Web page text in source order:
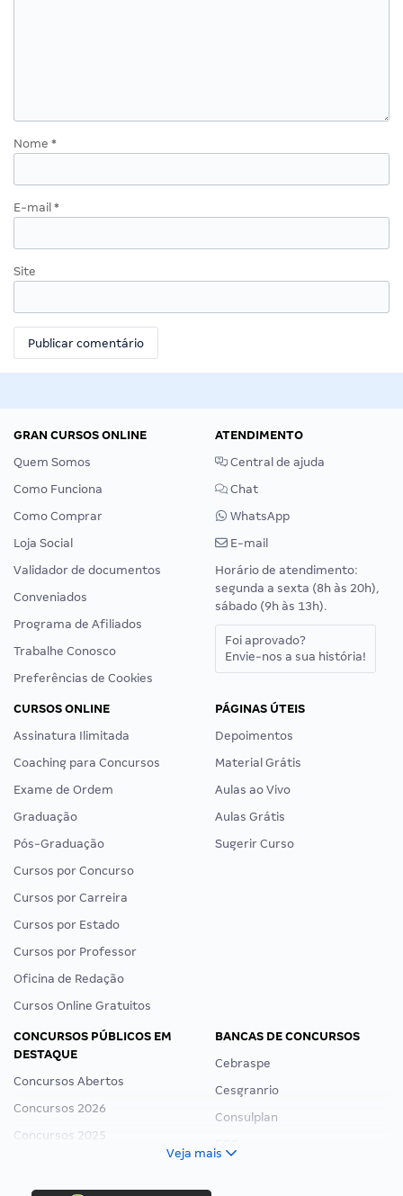
Nome *
E-mail *
Site
GRAN CURSOS ONLINE
Quem Somos
Como Funciona
Como Comprar
Loja Social
Validador de documentos
Conveniados
Programa de Afiliados
Trabalhe Conosco
Preferências de Cookies
ATENDIMENTO
Central de ajuda
Chat
WhatsApp
E-mail
Horário de atendimento:
segunda a sexta (8h às 20h),
sábado (9h às 13h).
Foi aprovado?
Envie-nos a sua história!
CURSOS ONLINE
Assinatura Ilimitada
Coaching para Concursos
Exame de Ordem
Graduação
Pós-Graduação
Cursos por Concurso
Cursos por Carreira
Cursos por Estado
Cursos por Professor
Oficina de Redação
Cursos Online Gratuitos
PÁGINAS ÚTEIS
Depoimentos
Material Grátis
Aulas ao Vivo
Aulas Grátis
Sugerir Curso
CONCURSOS PÚBLICOS EM
DESTAQUE
Concursos Abertos
Concursos 2026
Concursos 2025
Concurso Ibama
BANCAS DE CONCURSOS
Cebraspe
Cesgranrio
Consulplan
Veja mais